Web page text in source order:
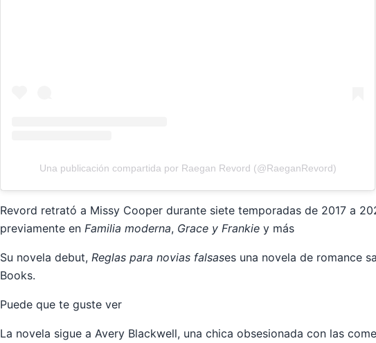
Una publicación compartida por Raegan Revord (@RaeganRevord)
Revord retrató a Missy Cooper durante siete temporadas de 2017 a
previamente en Familia moderna, Grace y Frankie y más
Su novela debut, Reglas para novias falsases una novela de romance
Books.
Puede que te guste ver
La novela sigue a Avery Blackwell, una chica obsesionada con las